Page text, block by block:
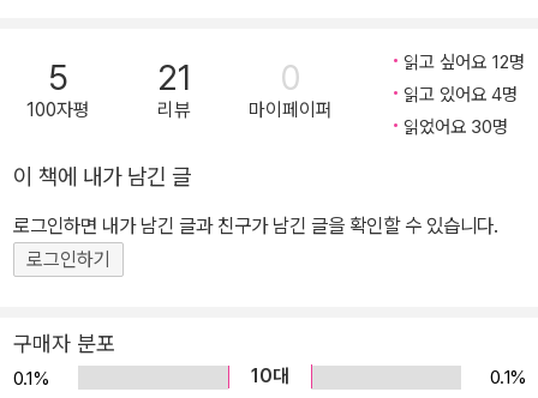
되었다. 아이가 태어나면 부모들은 아이의 몸의 발달에는 관심을 두
지만 심리적 발달에 대해서는 잘 알지 못한다. 몸의 발달은 눈에 보이
지만 심리적 발달은 눈에 보이지 않는 내면적인 진행 과정이기 때문
의 평생을 좌우하는 강력한 힘이 된다. 책에서는 부모 자신의 내면을
되돌아보고 아이와의 관계를 회복하여 아이의 마음 문을 넓힐 수 있
는 강력한 조언을 건넨다. 특히 아이의 생애 초기에 이루어지는 심리
적 탄생에 주목하여 부모가 꼭 기억해야 할 부모와 아이의 건강한 관
매우 약한 존재로 세상에 태어나는데 아이의 심리적 구조를 형성하는
결정적인 시기에 부모는 아이의 변함없는 안전기지로서 온전한 정서
5
100자평
21
리뷰
0
마이페이퍼
읽고 싶어요 12명
읽고 있어요 4명
읽었어요 30명
이 책에 내가 남긴 글
로그인하면 내가 남긴 글과 친구가 남긴 글을 확인할 수 있습니다.
로그인하기
구매자 분포
0.1% 10대
0.1%